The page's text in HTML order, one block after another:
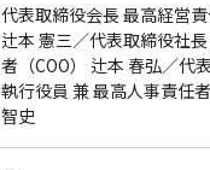
代表取締役会長 最高経営責
辻本 憲三／代表取締役社
者（COO） 辻本 春弘／代
執行役員 兼 最高人事責任
智史